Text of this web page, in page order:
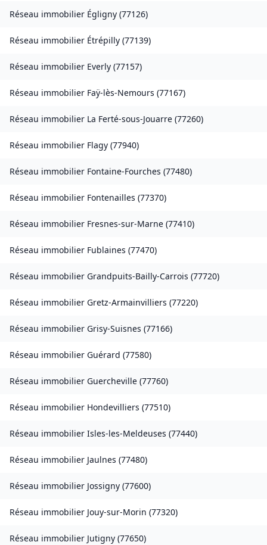
Réseau immobilier Égligny (77126)
Réseau immobilier Étrépilly (77139)
Réseau immobilier Everly (77157)
Réseau immobilier Faÿ-lès-Nemours (77167)
Réseau immobilier La Ferté-sous-Jouarre (77260)
Réseau immobilier Flagy (77940)
Réseau immobilier Fontaine-Fourches (77480)
Réseau immobilier Fontenailles (77370)
Réseau immobilier Fresnes-sur-Marne (77410)
Réseau immobilier Fublaines (77470)
Réseau immobilier Grandpuits-Bailly-Carrois (77720)
Réseau immobilier Gretz-Armainvilliers (77220)
Réseau immobilier Grisy-Suisnes (77166)
Réseau immobilier Guérard (77580)
Réseau immobilier Guercheville (77760)
Réseau immobilier Hondevilliers (77510)
Réseau immobilier Isles-les-Meldeuses (77440)
Réseau immobilier Jaulnes (77480)
Réseau immobilier Jossigny (77600)
Réseau immobilier Jouy-sur-Morin (77320)
Réseau immobilier Jutigny (77650)